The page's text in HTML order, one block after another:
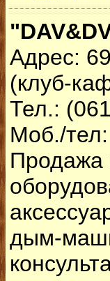
Адрес:
(клуб-
Тел.:
Моб./
Продажа
дым-